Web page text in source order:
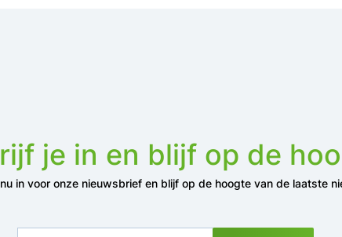
je in en blijf op de
in voor onze nieuwsbrief en blijf op de hoogte van de laatste